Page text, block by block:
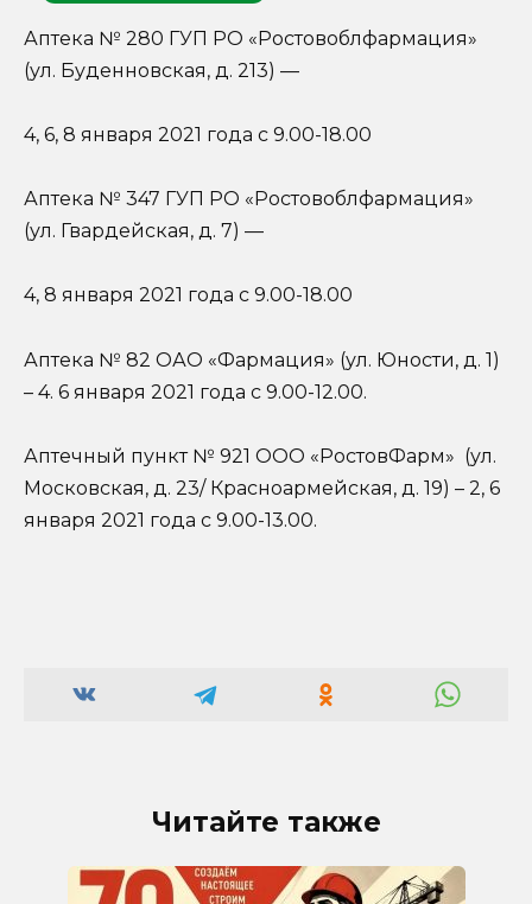
Аптека № 280 ГУП РО «Ростовоблфармация»
(ул. Буденновская, д. 213) —
4, 6, 8 января 2021 года с 9.00-18.00
Аптека № 347 ГУП РО «Ростовоблфармация»
(ул. Гвардейская, д. 7) —
4, 8 января 2021 года с 9.00-18.00
Аптека № 82 ОАО «Фармация» (ул. Юности, д. 1)
– 4. 6 января 2021 года с 9.00-12.00.
Аптечный пункт № 921 ООО «РостовФарм» (ул.
Московская, д. 23/ Красноармейская, д. 19) – 2, 6
января 2021 года с 9.00-13.00.
Читайте также